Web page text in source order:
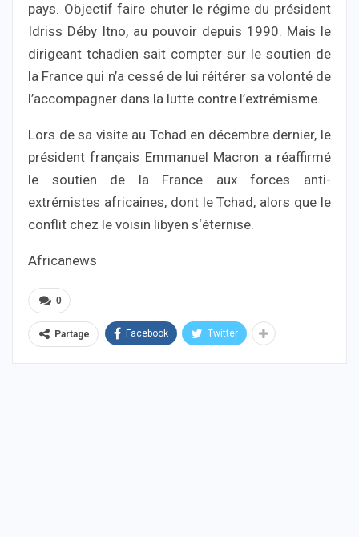
pays. Objectif faire chuter le régime du président
Idriss Déby Itno, au pouvoir depuis 1990. Mais le
dirigeant tchadien sait compter sur le soutien de
la France qui n’a cessé de lui réitérer sa volonté de
l’accompagner dans la lutte contre l’extrémisme.
Lors de sa visite au Tchad en décembre dernier, le
président français Emmanuel Macron a réaffirmé
le soutien de la France aux forces anti-
extrémistes africaines, dont le Tchad, alors que le
conflit chez le voisin libyen s‘éternise.
Africanews
0
Partage Facebook Twitter